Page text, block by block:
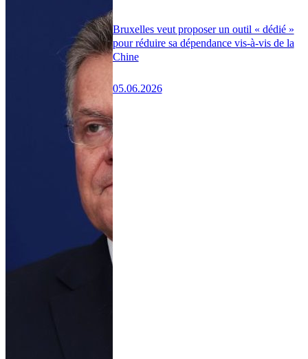
Bruxelles veut proposer un outil « dédié »
pour réduire sa dépendance vis-à-vis de la
Chine
05.06.2026